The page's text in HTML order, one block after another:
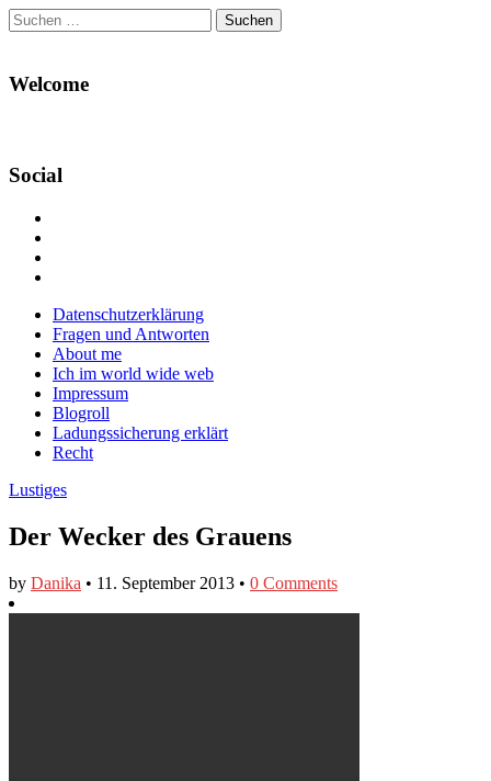
Suchen
nach:
Welcome
Social
Facebook
anzeigen
Twitter
anzeigen
auf
Instagram
anzeigen
Main
menu
Skip
content
Datenschutzerklärung
Fragen und Antworten
About me
Ich im world wide web
Impressum
Blogroll
Ladungssicherung erklärt
Recht
Lustiges
Der Wecker des Grauens
by Danika • 11. September 2013 • 0 Comments